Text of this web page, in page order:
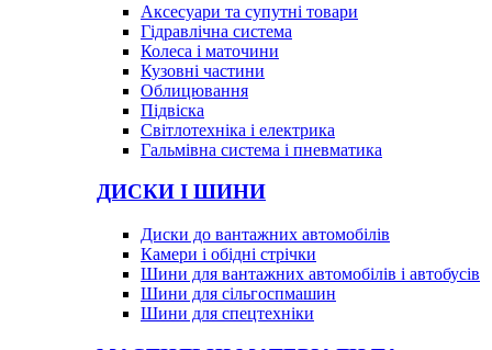
Аксесуари та супутні товари
Гідравлічна система
Колеса і маточини
Кузовні частини
Облицювання
Підвіска
Світлотехніка і електрика
Гальмівна система і пневматика
ДИСКИ І ШИНИ
Диски до вантажних автомобілів
Камери і обідні стрічки
Шини для вантажних автомобілів і автобусів
Шини для сільгоспмашин
Шини для спецтехніки